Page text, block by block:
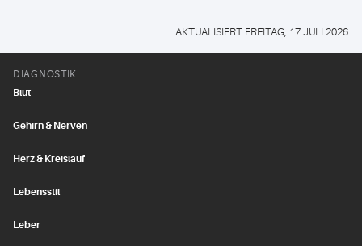
AKTUALISIERT FREITAG, 17 JULI 2026
DIAGNOSTIK
Blut
Gehirn & Nerven
Herz & Kreislauf
Lebensstil
Leber